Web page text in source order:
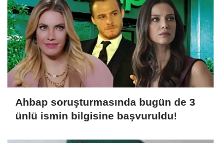
Ahbap soruşturmasında bugün de 3
ünlü ismin bilgisine başvuruldu!